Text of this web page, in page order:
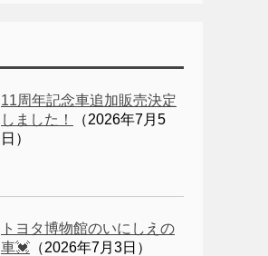
11周年記念車追加販売決定
しました！
（2026年7月5
日）
トヨタ博物館のいにしえの
車💓 （2026年7月3日）